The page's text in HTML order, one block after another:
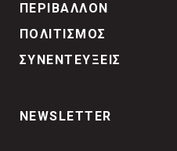
ΠΕΡΙΒΑΛΛΟΝ
ΠΟΛΙΤΙΣΜΟΣ
ΣΥΝΕΝΤΕΥΞΕΙΣ
NEWSLETTER